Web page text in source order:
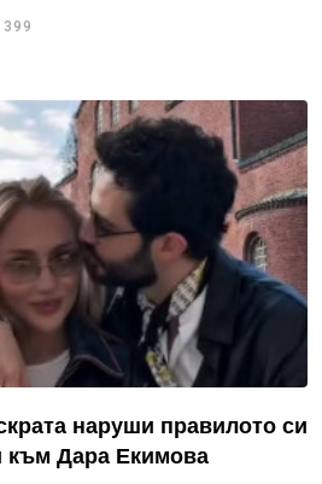
399
наруши правилото си
към Дара Екимова